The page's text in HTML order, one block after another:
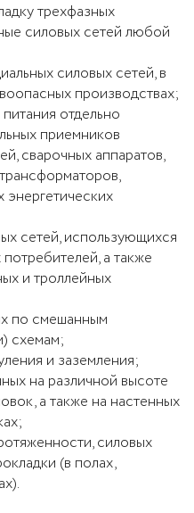
трехфазных
силовых сетей любой
силовых сетей, в
производствах;
отдельно
приемников
сварочных аппаратов,
энергетических
сетей, использующихся
а также
и троллейных
по смешанным
схемам;
и заземления;
на различной высоте
а также на настенных
силовых
(в полах,